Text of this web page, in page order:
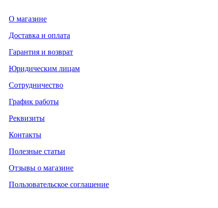
О магазине
Доставка и оплата
Гарантия и возврат
Юридическим лицам
Сотрудничество
График работы
Реквизиты
Контакты
Полезные статьи
Отзывы о магазине
Пользовательское соглашение